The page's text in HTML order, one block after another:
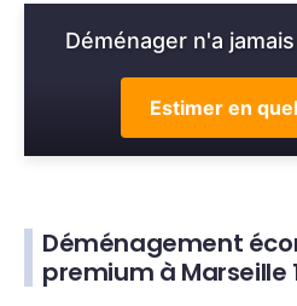
Déménager n'a
Estimer en
Déménagement
premium à Marseille